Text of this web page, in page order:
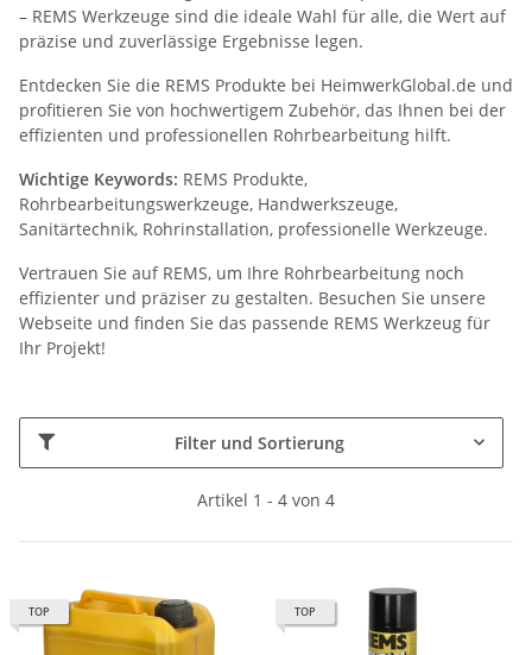
– REMS Werkzeuge sind die ideale Wahl für alle, die Wert auf
präzise und zuverlässige Ergebnisse legen.
Entdecken Sie die REMS Produkte bei HeimwerkGlobal.de und
profitieren Sie von hochwertigem Zubehör, das Ihnen bei der
effizienten und professionellen Rohrbearbeitung hilft.
Wichtige Keywords: REMS Produkte,
Rohrbearbeitungswerkzeuge, Handwerkszeuge,
Sanitärtechnik, Rohrinstallation, professionelle Werkzeuge.
Vertrauen Sie auf REMS, um Ihre Rohrbearbeitung noch
effizienter und präziser zu gestalten. Besuchen Sie unsere
Webseite und finden Sie das passende REMS Werkzeug für
Ihr Projekt!
Filter und Sortierung
Artikel 1 - 4 von 4
TOP TOP